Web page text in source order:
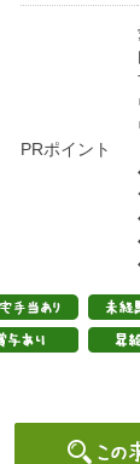
PRポイント